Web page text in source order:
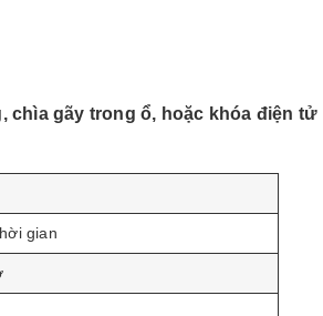
chìa gãy trong ổ, hoặc khóa điện tử
gian